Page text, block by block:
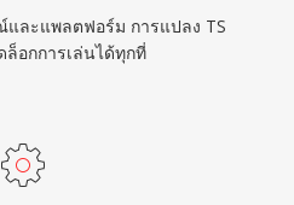
ข่ายที่มีแบนด์วิดท์จำกัดและ
กัด
ละแพลตฟอร์ม การแปลง TS
ล็อกการเล่นได้ทุกที่